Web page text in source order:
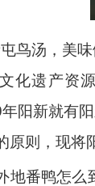
鸟汤，美
化遗产资
年阳新就有
原则，现将
地番鸭怎么